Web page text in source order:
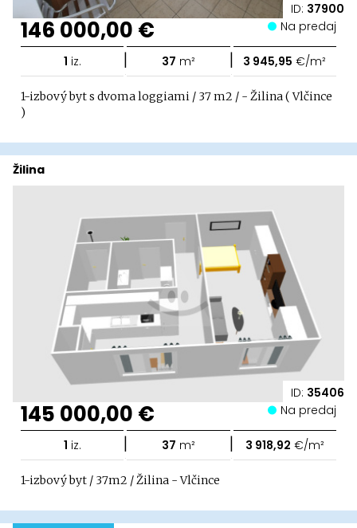
ID: 37900
146 000,00 € Na predaj
1 iz. | 37 m² | 3 945,95 €/m²
1-izbový byt s dvoma loggiami / 37 m2 / - Žilina ( Vlčince
)
ID: 35406
Žilina
145 000,00 € Na predaj
1 iz. | 37 m² | 3 918,92 €/m²
1-izbový byt / 37m2 / Žilina - Vlčince